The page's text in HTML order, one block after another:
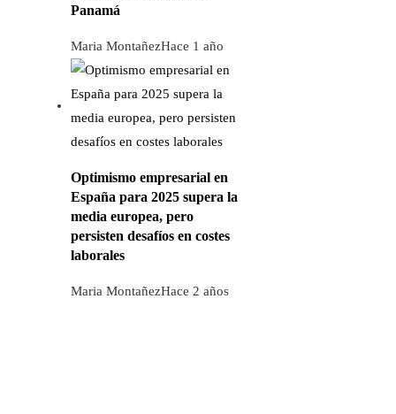
Panamá
Maria MontañezHace 1 año
Optimismo empresarial en
España para 2025 supera la
media europea, pero
persisten desafíos en costes
laborales
Maria MontañezHace 2 años